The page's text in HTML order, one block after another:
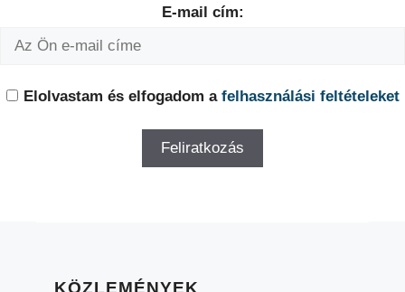
E-mail cím:
Elolvastam és elfogadom a felhasználási feltételeket
KÖZLEMÉNYEK